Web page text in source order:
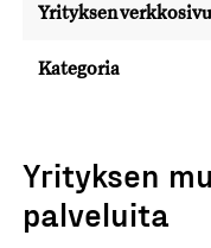
Yrityksen
Kategoria
Yrityksen
palveluita